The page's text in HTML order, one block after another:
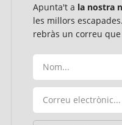
Apunta't a la nostra
les millors
rebràs un correu